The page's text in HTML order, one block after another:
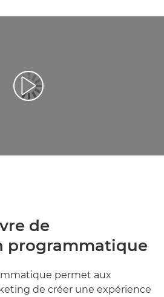
Lancer la vidéo
de
programmatique
permet aux
de créer une expérience